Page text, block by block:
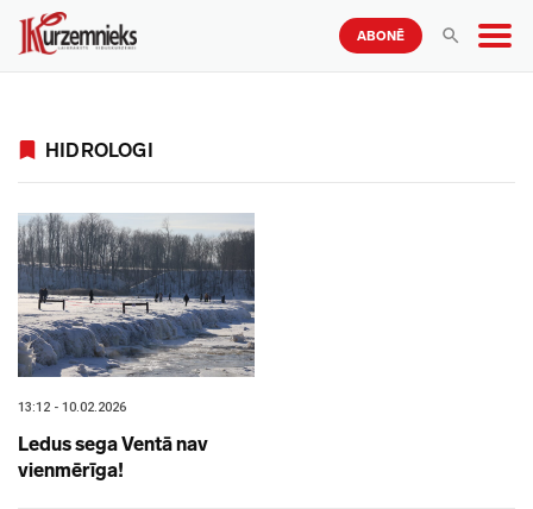
ABONĒ
HIDROLOGI
13:12 - 10.02.2026
Ledus sega Ventā nav
vienmērīga!